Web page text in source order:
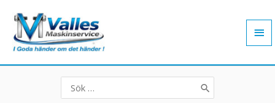
innehåll
Search
for: